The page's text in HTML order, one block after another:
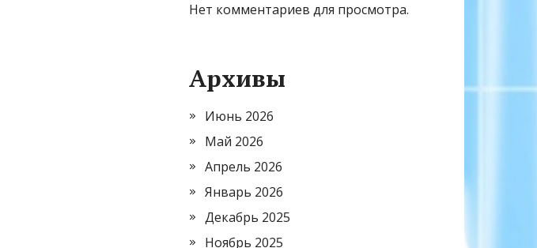
Нет комментариев для просмотра.
Архивы
Июнь 2026
Май 2026
Апрель 2026
Январь 2026
Декабрь 2025
Ноябрь 2025